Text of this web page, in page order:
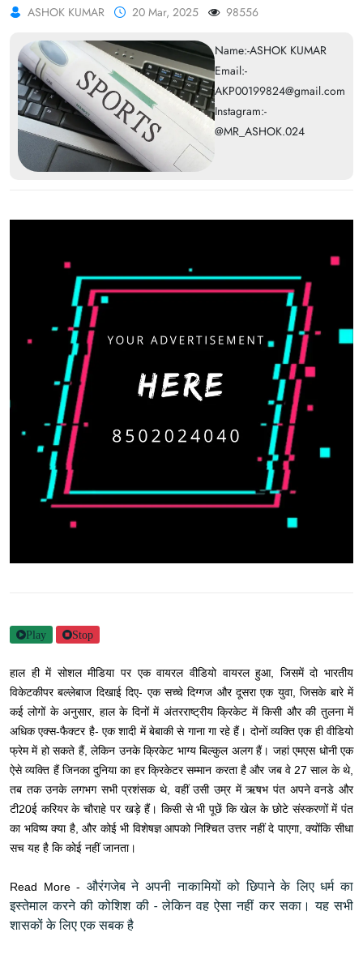
ASHOK KUMAR 20 Mar, 2025 98556
Name:-ASHOK KUMAR
Email:-
AKP00199824@gmail.com
Instagram:-
@MR_ASHOK.024
Play Stop
हाल ही में सोशल मीडिया पर एक वायरल वीडियो वायरल हुआ, जिसमें दो भारतीय
विकेटकीपर बल्लेबाज दिखाई दिए- एक सच्चे दिग्गज और दूसरा एक युवा, जिसके बारे में
कई लोगों के अनुसार, हाल के दिनों में अंतरराष्ट्रीय क्रिकेट में किसी और की तुलना में
अधिक एक्स-फैक्टर है- एक शादी में बेबाकी से गाना गा रहे हैं। दोनों व्यक्ति एक ही वीडियो
फ्रेम में हो सकते हैं, लेकिन उनके क्रिकेट भाग्य बिल्कुल अलग हैं। जहां एमएस धोनी एक
ऐसे व्यक्ति हैं जिनका दुनिया का हर क्रिकेटर सम्मान करता है और जब वे 27 साल के थे,
तब तक उनके लगभग सभी प्रशंसक थे, वहीं उसी उम्र में ऋषभ पंत अपने वनडे और
टी20ई करियर के चौराहे पर खड़े हैं। किसी से भी पूछें कि खेल के छोटे संस्करणों में पंत
का भविष्य क्या है, और कोई भी विशेषज्ञ आपको निश्चित उत्तर नहीं दे पाएगा, क्योंकि सीधा
सच यह है कि कोई नहीं जानता।
Read More - औरंगजेब ने अपनी नाकामियों को छिपाने के लिए धर्म का
इस्तेमाल करने की कोशिश की - लेकिन वह ऐसा नहीं कर सका। यह सभी
शासकों के लिए एक सबक है